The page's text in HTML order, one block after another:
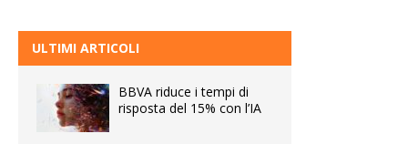
ULTIMI ARTICOLI
BBVA riduce i tempi di
risposta del 15% con l’IA